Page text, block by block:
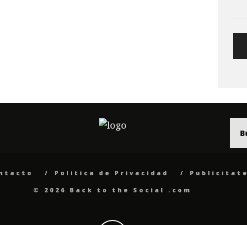
Politica de Privacidad
Publicítate
© 2026 Back to the Social .com